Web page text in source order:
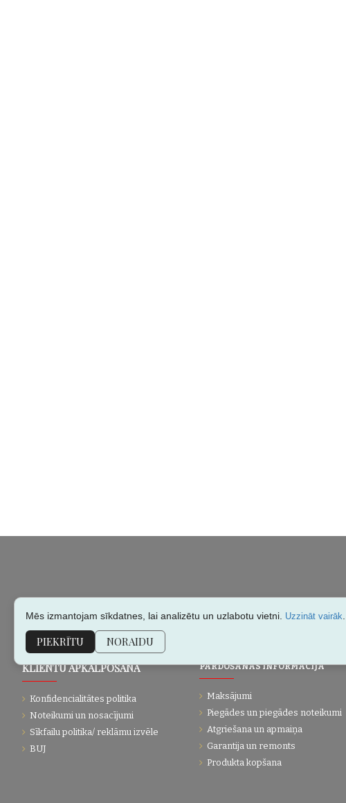
KLIENTU APKALPOŠANA
Konfidencialitātes politika
Noteikumi un nosacījumi
Sīkfailu politika/ reklāmu izvēle
BUJ
PĀRDOŠANAS INFORMĀCIJA
Maksājumi
Piegādes un piegādes noteikumi
Atgriešana un apmaiņa
Garantija un remonts
Produkta kopšana
Mēs izmantojam sīkdatnes, lai analizētu un uzlabotu vietni. Uzzināt vairāk
PIEKRĪTU NORAIDU